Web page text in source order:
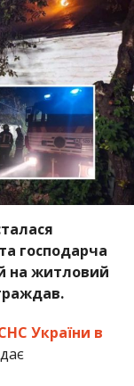
господарча
на житловий
України в